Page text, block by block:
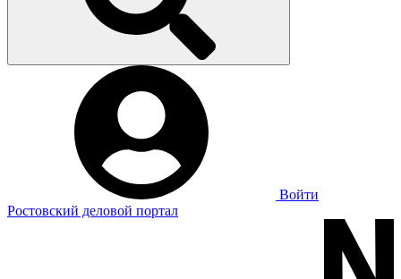
Войти
Ростовский деловой портал